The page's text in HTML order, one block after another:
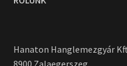
Hanaton Hanglemezgyár
8900 Zalaegerszeg,